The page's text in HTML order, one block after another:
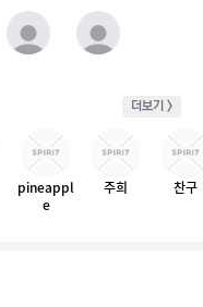
은 유저를 실시간으로 반영.
가 많은 순
더보기 >
pineappl
e
주희 찬구